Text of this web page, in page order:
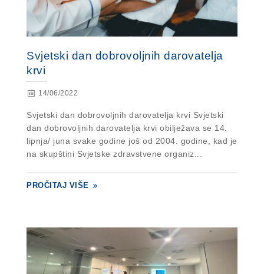
Svjetski dan dobrovoljnih darovatelja
krvi
14/06/2022
Svjetski dan dobrovoljnih darovatelja krvi Svjetski
dan dobrovoljnih darovatelja krvi obilježava se 14.
lipnja/ juna svake godine još od 2004. godine, kad je
na skupštini Svjetske zdravstvene organiz...
PROČITAJ VIŠE